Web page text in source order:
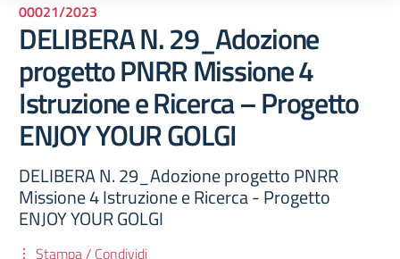
00021/2023
DELIBERA N. 29_Adozione
progetto PNRR Missione 4
Istruzione e Ricerca – Progetto
ENJOY YOUR GOLGI
DELIBERA N. 29_Adozione progetto PNRR
Missione 4 Istruzione e Ricerca - Progetto
ENJOY YOUR GOLGI
Stampa / Condividi